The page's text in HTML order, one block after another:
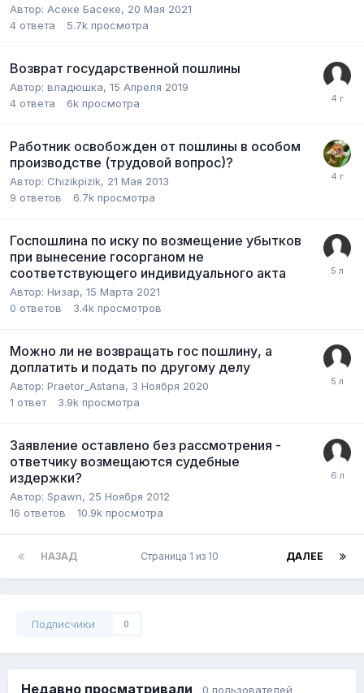
Автор: Асеке Басеке, 20 Мая 2021
4 ответа 5.7k просмотра
Возврат государственной пошлины
Автор: владюшка, 15 Апреля 2019
4 ответа 6k просмотра
Работник освобожден от пошлины в особом
производстве (трудовой вопрос)?
Автор: Chizikpizik, 21 Мая 2013
9 ответов 6.7k просмотра
Госпошлина по иску по возмещение убытков
при вынесение госорганом не
соответствующего индивидуального акта
Автор: Низар, 15 Марта 2021
0 ответов 3.4k просмотров
Можно ли не возвращать гос пошлину, а
доплатить и подать по другому делу
Автор: Praetor_Astana, 3 Ноября 2020
1 ответ 3.9k просмотра
Заявление оставлено без рассмотрения -
ответчику возмещаются судебные
издержки?
Автор: Spawn, 25 Ноября 2012
16 ответов 10.9k просмотра
НАЗАД ДАЛЕЕ
Страница 1 из 10
Подписчики 0
Недавно просматривали 0 пользователей